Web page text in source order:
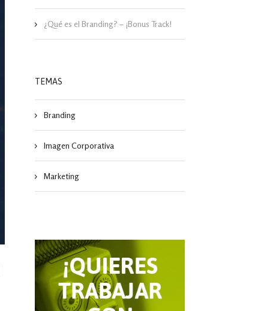
¿Qué es el Branding? – ¡Bonus Track!
TEMAS
Branding
Imagen Corporativa
Marketing